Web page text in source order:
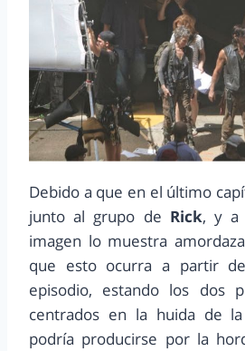
Debido a que en el último
junto al grupo de Rick, y a
imagen lo muestra
que esto ocurra a partir
episodio, estando los dos
centrados en la huida de
podría producirse por la